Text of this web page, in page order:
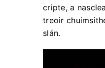
cripte, a
treoir
slán.